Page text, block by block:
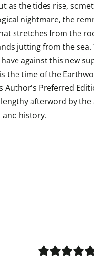
as the tides rise,
nightmare, the
stretches from the
jutting from the sea.
against this new
the time of the
Author's Preferred
afterword by
history.